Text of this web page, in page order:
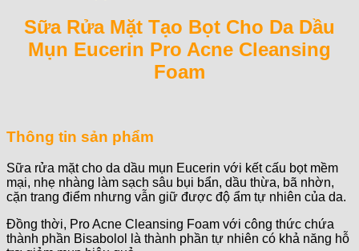
Sữa Rửa Mặt Tạo Bọt Cho Da Dầu
Mụn Eucerin Pro Acne Cleansing
Foam
Thông tin sản phẩm
Sữa rửa mặt cho da dầu mụn Eucerin với kết cấu bọt mềm
mại, nhẹ nhàng làm sạch sâu bụi bẩn, dầu thừa, bã nhờn,
cặn trang điểm nhưng vẫn giữ được độ ẩm tự nhiên của da.
Đồng thời, Pro Acne Cleansing Foam với công thức chứa
thành phần Bisabolol là thành phần tự nhiên có khả năng hỗ